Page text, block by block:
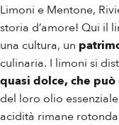
Limoni e Mentone,
storia d’amore! Qui il
una cultura, un
culinaria. I limoni si
quasi dolce, che può
del loro olio
acidità rimane